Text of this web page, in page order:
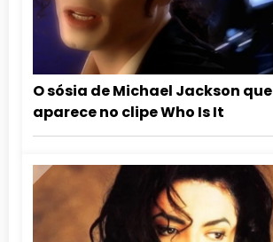
O sósia de Michael Jackson que
aparece no clipe Who Is It